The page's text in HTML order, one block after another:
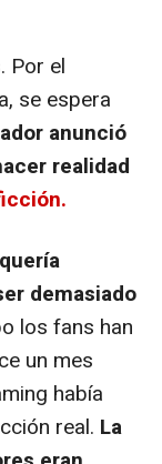
. Por el
se espera
anunció
realidad
quería
demasiado
los fans han
un mes
había
real. La